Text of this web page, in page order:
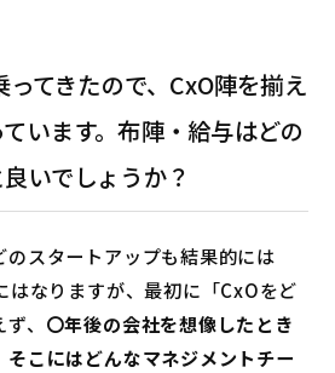
てきたので、CxO陣を揃え
います。布陣・給与はどの
いでしょうか？
のスタートアップも結果的には
はなりますが、最初に「CxOをど
、 〇年後の会社を想像したとき
そこにはどんなマネジメントチー